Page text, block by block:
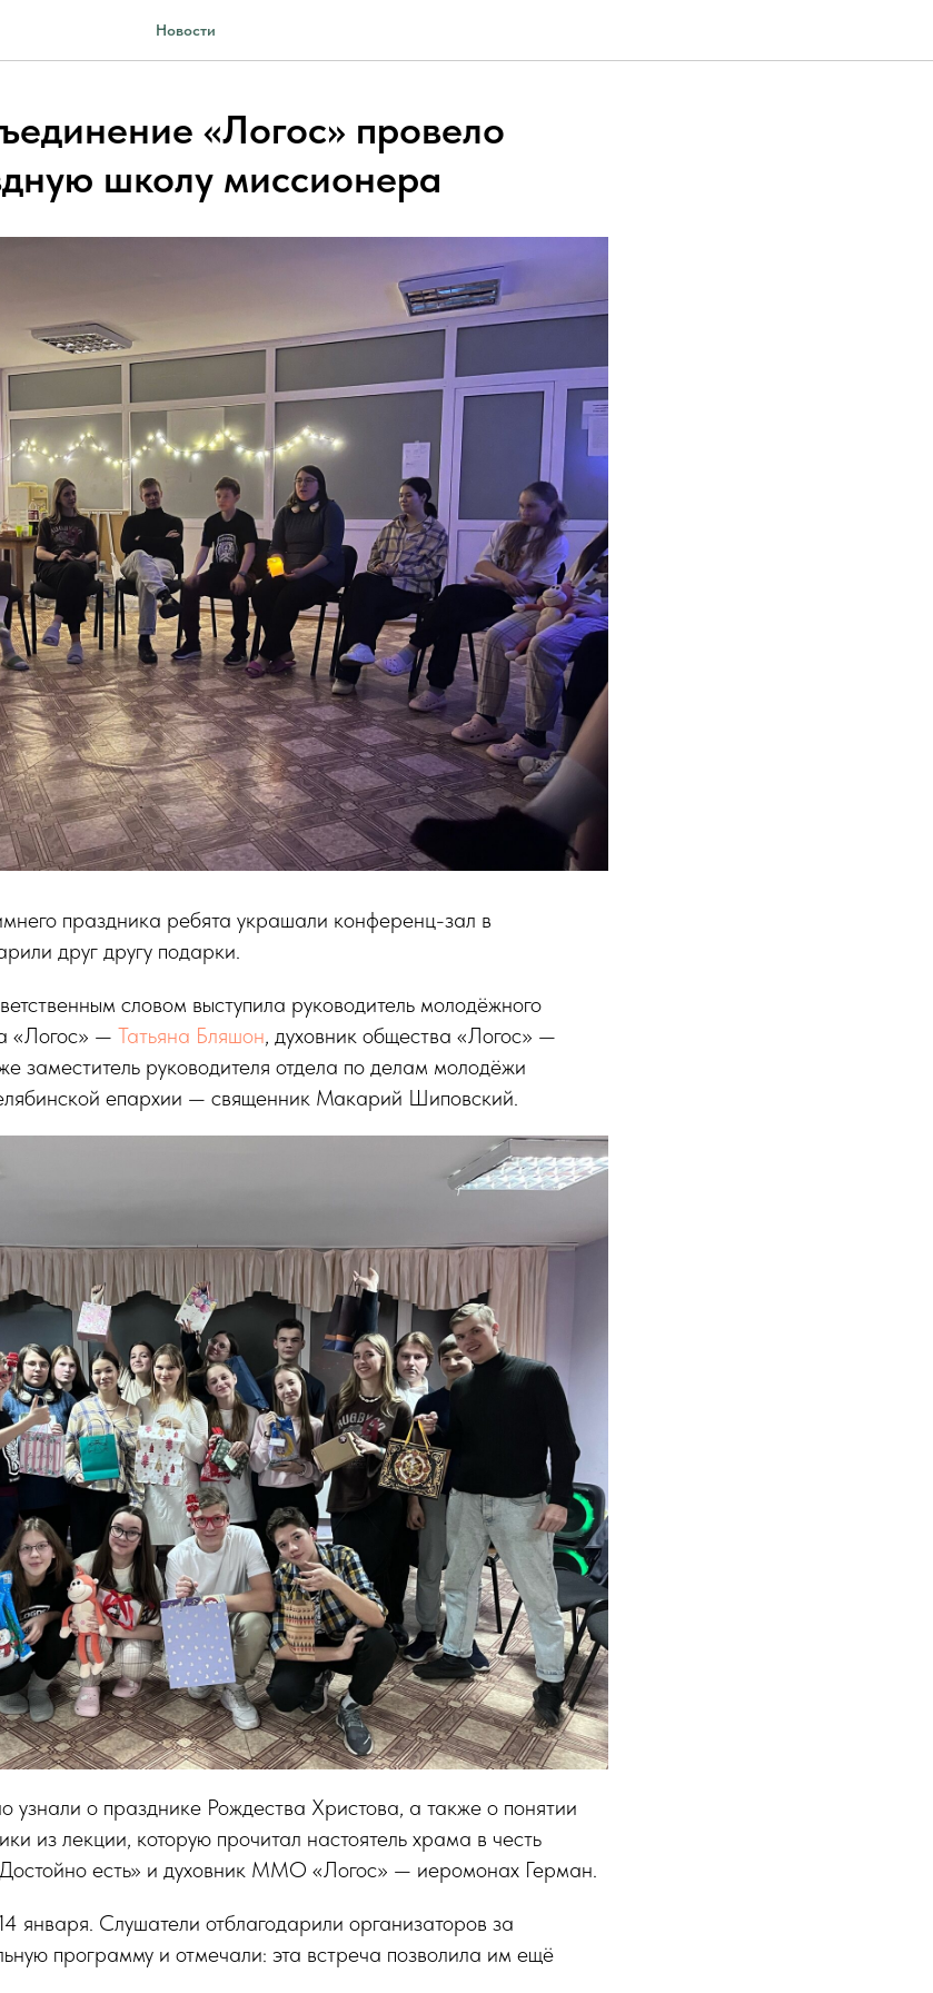
Новости
«Логос» провело
школу миссионера
праздника ребята украшали конференц-зал в
друг другу подарки.
словом выступила руководитель молодёжного
«Логос» — Татьяна Бляшон, духовник общества «Логос» —
заместитель руководителя отдела по делам молодёжи
епархии — священник Макарий Шиповский.
узнали о празднике Рождества Христова, а также о понятии
из лекции, которую прочитал настоятель храма в честь
есть» и духовник ММО «Логос» — иеромонах Герман.
января. Слушатели отблагодарили организаторов за
программу и отмечали: эта встреча позволила им ещё